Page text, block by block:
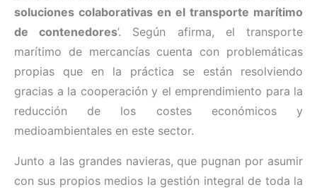
soluciones colaborativas en el transporte marítimo
de contenedores’. Según afirma, el transporte
marítimo de mercancías cuenta con problemáticas
propias que en la práctica se están resolviendo
gracias a la cooperación y el emprendimiento para la
reducción de los costes económicos y
medioambientales en este sector.
Junto a las grandes navieras, que pugnan por asumir
con sus propios medios la gestión integral de toda la